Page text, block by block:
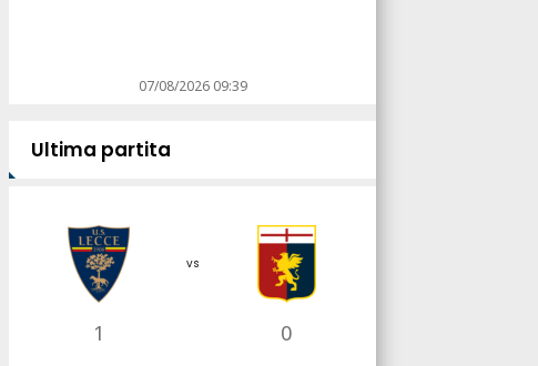
07/08/2026 09:39
Ultima partita
1
vs
0